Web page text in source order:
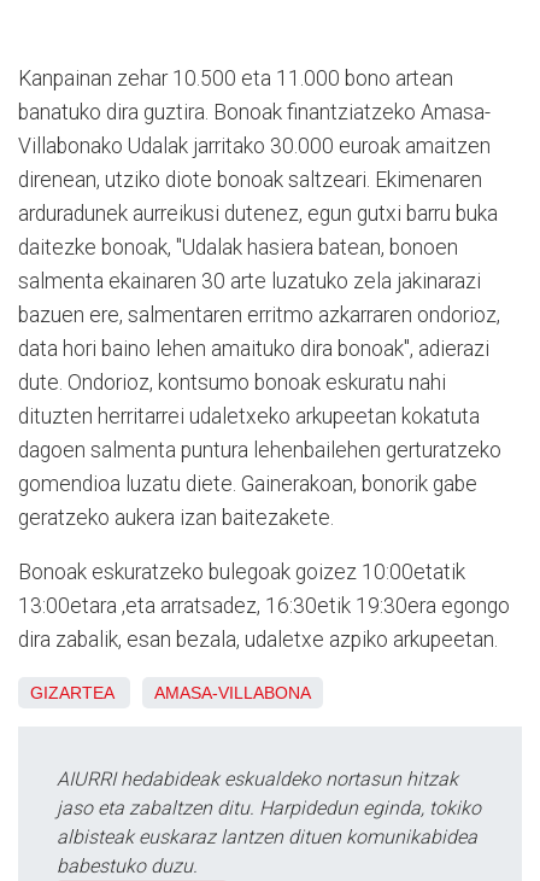
Kanpainan zehar 10.500 eta 11.000 bono artean
banatuko dira guztira. Bonoak finantziatzeko Amasa-
Villabonako Udalak jarritako 30.000 euroak amaitzen
direnean, utziko diote bonoak saltzeari. Ekimenaren
arduradunek aurreikusi dutenez, egun gutxi barru buka
daitezke bonoak, "Udalak hasiera batean, bonoen
salmenta ekainaren 30 arte luzatuko zela jakinarazi
bazuen ere, salmentaren erritmo azkarraren ondorioz,
data hori baino lehen amaituko dira bonoak", adierazi
dute. Ondorioz, kontsumo bonoak eskuratu nahi
dituzten herritarrei udaletxeko arkupeetan kokatuta
dagoen salmenta puntura lehenbailehen gerturatzeko
gomendioa luzatu diete. Gainerakoan, bonorik gabe
geratzeko aukera izan baitezakete.
Bonoak eskuratzeko bulegoak goizez 10:00etatik
13:00etara ,eta arratsadez, 16:30etik 19:30era egongo
dira zabalik, esan bezala, udaletxe azpiko arkupeetan.
GIZARTEA AMASA-VILLABONA
AIURRI hedabideak eskualdeko nortasun hitzak
jaso eta zabaltzen ditu. Harpidedun eginda, tokiko
albisteak euskaraz lantzen dituen komunikabidea
babestuko duzu.